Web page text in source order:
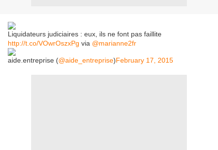
Liquidateurs judiciaires : eux, ils ne font pas faillite
http://t.co/VOwrOszxPg via @marianne2fr
aide.entreprise (@aide_entreprise)February 17, 2015